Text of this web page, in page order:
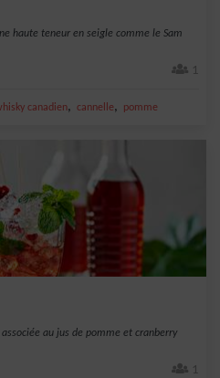
haute teneur en seigle comme le Sam
1
canadien, cannelle, pomme
au jus de pomme et cranberry
1